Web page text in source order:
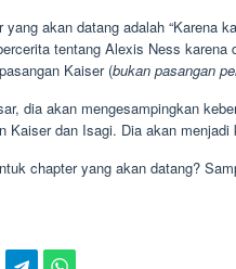
yang akan datang adalah “Karena
tentang Alexis Ness
Kaiser (bukan pasangan
dia akan mengesampingkan
Kaiser dan Isagi. Dia akan
chapter yang akan datang?